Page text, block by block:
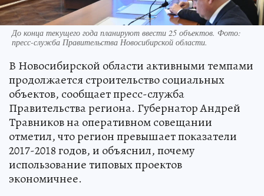
До конца текущего года планируют ввести 25 объектов. Фото:
пресс-служба Правительства Новосибирской области.
В Новосибирской области активными темпами
продолжается строительство социальных
объектов, сообщает пресс-служба
Правительства региона. Губернатор Андрей
Травников на оперативном совещании
отметил, что регион превышает показатели
2017-2018 годов, и объяснил, почему
использование типовых проектов
экономичнее.